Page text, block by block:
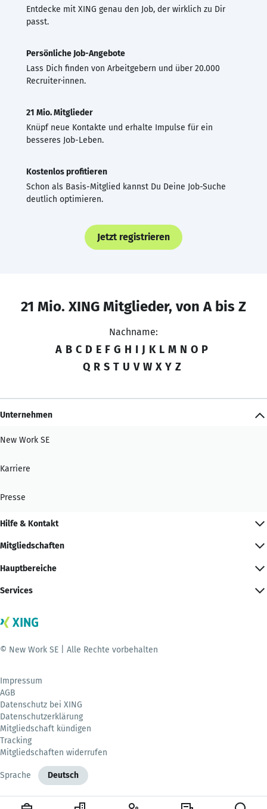
Entdecke mit XING genau den Job, der wirklich zu Dir
passt.
Persönliche Job-Angebote
Lass Dich finden von Arbeitgebern und über 20.000
Recruiter·innen.
21 Mio. Mitglieder
Knüpf neue Kontakte und erhalte Impulse für ein
besseres Job-Leben.
Kostenlos profitieren
Schon als Basis-Mitglied kannst Du Deine Job-Suche
deutlich optimieren.
Jetzt registrieren
21 Mio. XING Mitglieder, von A bis Z
Nachname:
A B C D E F G H I J K L M N O P
Q R S T U V W X Y Z
Unternehmen
New Work SE
Karriere
Presse
Hilfe & Kontakt
Mitgliedschaften
Hauptbereiche
Services
© New Work SE | Alle Rechte vorbehalten
Impressum
AGB
Datenschutz bei XING
Datenschutzerklärung
Mitgliedschaft kündigen
Tracking
Mitgliedschaften widerrufen
Sprache Deutsch